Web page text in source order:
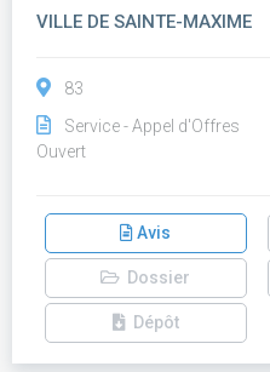
VILLE DE SAINTE-MAXIME
83
Service - Appel d'Offres
Ouvert
Avis
Dossier
Dépôt